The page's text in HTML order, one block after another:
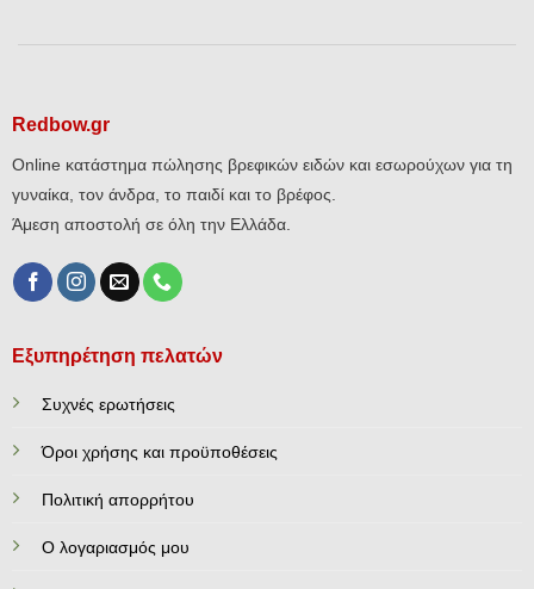
Redbow.gr
Online κατάστημα πώλησης βρεφικών ειδών και εσωρούχων για τη
γυναίκα, τον άνδρα, το παιδί και το βρέφος.
Άμεση αποστολή σε όλη την Ελλάδα.
Εξυπηρέτηση πελατών
Συχνές ερωτήσεις
Όροι χρήσης και προϋποθέσεις
Πολιτική απορρήτου
Ο λογαριασμός μου